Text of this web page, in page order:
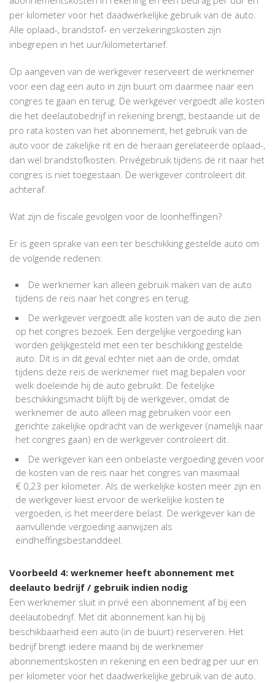
per kilometer voor het daadwerkelijke gebruik van de auto.
Alle oplaad-, brandstof- en verzekeringskosten zijn
inbegrepen in het uur/kilometertarief.
Op aangeven van de werkgever reserveert de werknemer
voor een dag een auto in zijn buurt om daarmee naar een
congres te gaan en terug. De werkgever vergoedt alle kosten
die het deelautobedrijf in rekening brengt, bestaande uit de
pro rata kosten van het abonnement, het gebruik van de
auto voor de zakelijke rit en de hieraan gerelateerde oplaad-,
dan wel brandstofkosten. Privégebruik tijdens de rit naar het
congres is niet toegestaan. De werkgever controleert dit
achteraf.
Wat zijn de fiscale gevolgen voor de loonheffingen?
Er is geen sprake van een ter beschikking gestelde auto om
de volgende redenen:
De werknemer kan alleen gebruik maken van de auto
tijdens de reis naar het congres en terug.
De werkgever vergoedt alle kosten van de auto die zien
op het congres bezoek. Een dergelijke vergoeding kan
worden gelijkgesteld met een ter beschikking gestelde
auto. Dit is in dit geval echter niet aan de orde, omdat
tijdens deze reis de werknemer niet mag bepalen voor
welk doeleinde hij de auto gebruikt. De feitelijke
beschikkingsmacht blijft bij de werkgever, omdat de
werknemer de auto alleen mag gebruiken voor een
gerichte zakelijke opdracht van de werkgever (namelijk naar
het congres gaan) en de werkgever controleert dit.
De werkgever kan een onbelaste vergoeding geven voor
de kosten van de reis naar het congres van maximaal
€ 0,23 per kilometer. Als de werkelijke kosten meer zijn en
de werkgever kiest ervoor de werkelijke kosten te
vergoeden, is het meerdere belast. De werkgever kan de
aanvullende vergoeding aanwijzen als
eindheffingsbestanddeel.
Voorbeeld 4: werknemer heeft abonnement met
deelauto bedrijf / gebruik indien nodig
Een werknemer sluit in privé een abonnement af bij een
deelautobedrijf. Met dit abonnement kan hij bij
beschikbaarheid een auto (in de buurt) reserveren. Het
bedrijf brengt iedere maand bij de werknemer
abonnementskosten in rekening en een bedrag per uur en
per kilometer voor het daadwerkelijke gebruik van de auto.